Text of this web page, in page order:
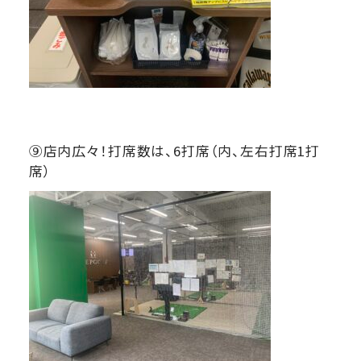
⑨店内広々！打席数は、6打席（内、左右打席1打
席）